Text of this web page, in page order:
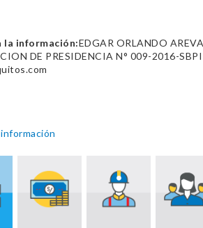
la información:EDGAR ORLANDO
DE PRESIDENCIA N° 009-2016-SBPI